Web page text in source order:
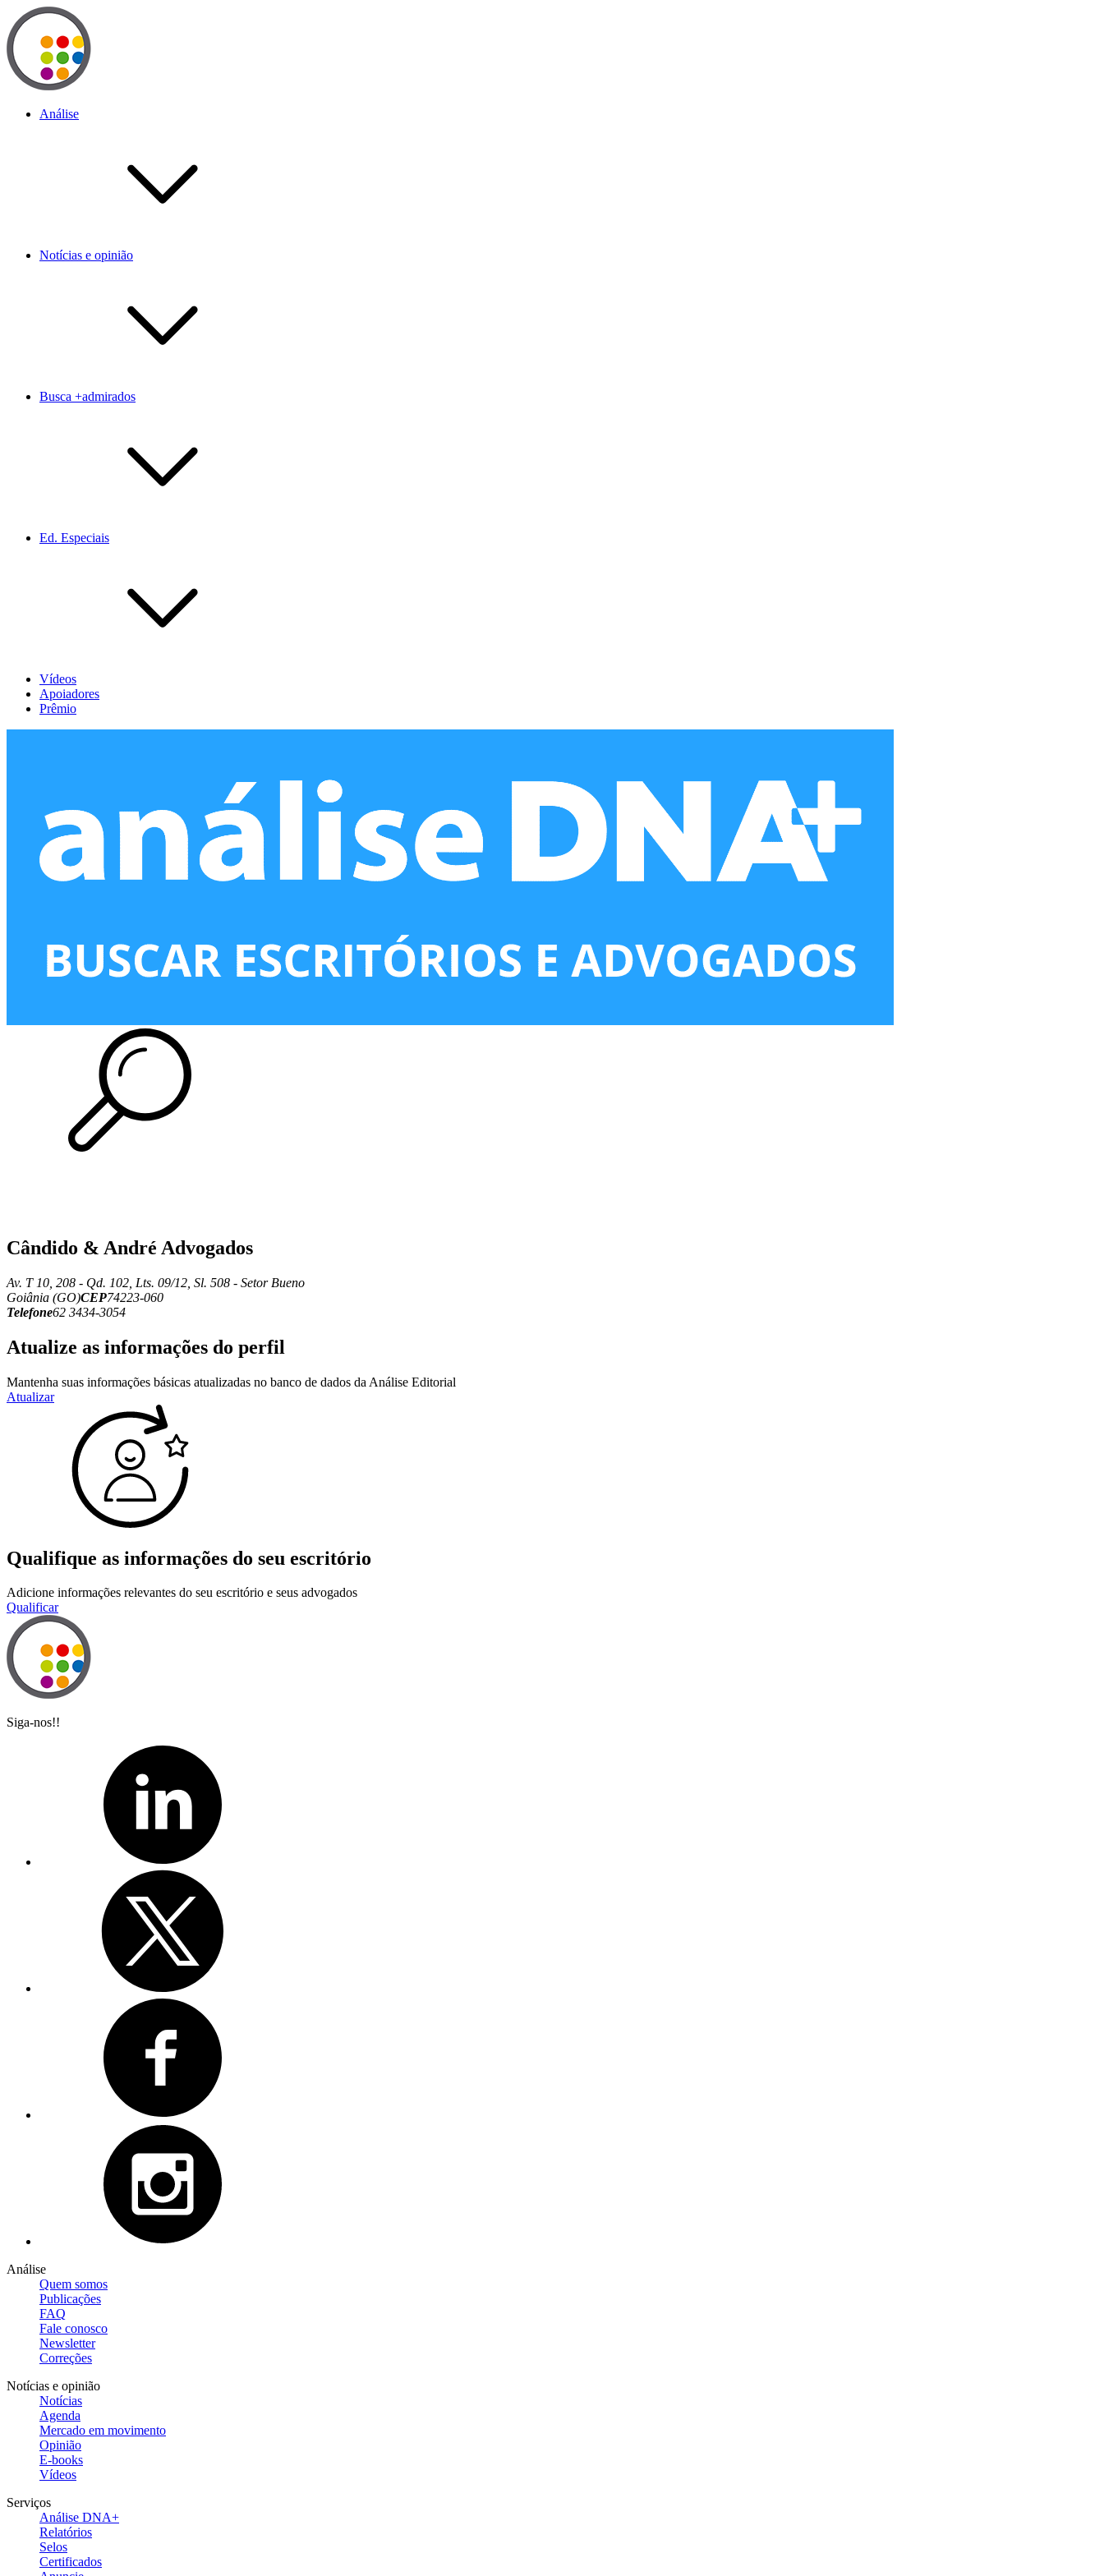
Análise
Notícias e opinião
Busca +admirados
Ed. Especiais
Vídeos
Apoiadores
Prêmio
Cândido & André Advogados
Av. T 10, 208 - Qd. 102, Lts. 09/12, Sl. 508 - Setor Bueno
Goiânia (GO)CEP74223-060
Telefone62 3434-3054
Atualize as informações do perfil
Mantenha suas informações básicas atualizadas no banco de dados da Análise Editorial
Atualizar
Qualifique as informações do seu escritório
Adicione informações relevantes do seu escritório e seus advogados
Qualificar
Siga-nos!!
Análise
Quem somos
Publicações
FAQ
Fale conosco
Newsletter
Correções
Notícias e opinião
Notícias
Agenda
Mercado em movimento
Opinião
E-books
Vídeos
Serviços
Análise DNA+
Relatórios
Selos
Certificados